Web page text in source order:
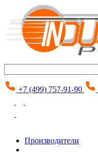
+7 (499) 757-91-90
Производители